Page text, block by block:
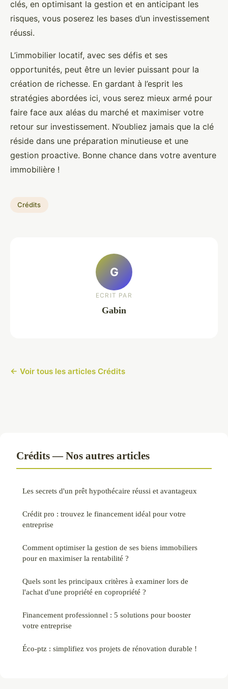
clés, en optimisant la gestion et en anticipant les
risques, vous poserez les bases d’un investissement
réussi.
L’immobilier locatif, avec ses défis et ses
opportunités, peut être un levier puissant pour la
création de richesse. En gardant à l’esprit les
stratégies abordées ici, vous serez mieux armé pour
faire face aux aléas du marché et maximiser votre
retour sur investissement. N’oubliez jamais que la clé
réside dans une préparation minutieuse et une
gestion proactive. Bonne chance dans votre aventure
immobilière !
Crédits
G
ECRIT PAR
Gabin
← Voir tous les articles Crédits
Crédits — Nos autres articles
Les secrets d'un prêt hypothécaire réussi et avantageux
Crédit pro : trouvez le financement idéal pour votre
entreprise
Comment optimiser la gestion de ses biens immobiliers
pour en maximiser la rentabilité ?
Quels sont les principaux critères à examiner lors de
l'achat d'une propriété en copropriété ?
Financement professionnel : 5 solutions pour booster
votre entreprise
Éco-ptz : simplifiez vos projets de rénovation durable !